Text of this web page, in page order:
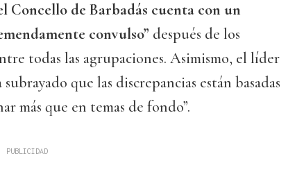
Concello de Barbadás cuenta con un
convulso” después de los
todas las agrupaciones. Asimismo, el líder
que las discrepancias están basadas
más que en temas de fondo”.